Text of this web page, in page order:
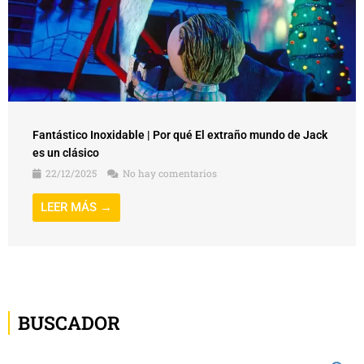
Fantástico Inoxidable | Por qué El extraño mundo de Jack
es un clásico
22/12/2025
No hay comentarios
LEER MÁS →
BUSCADOR